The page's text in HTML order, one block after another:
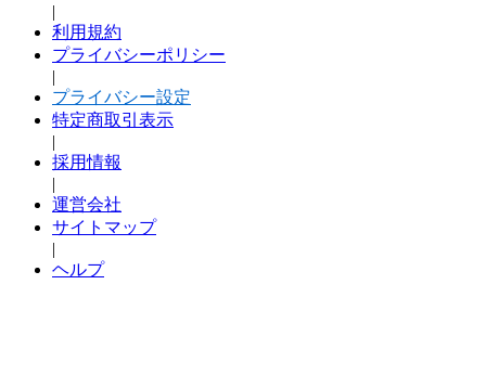
|
利用規約
プライバシーポリシー
|
プライバシー設定
特定商取引表示
|
採用情報
|
運営会社
サイトマップ
|
ヘルプ